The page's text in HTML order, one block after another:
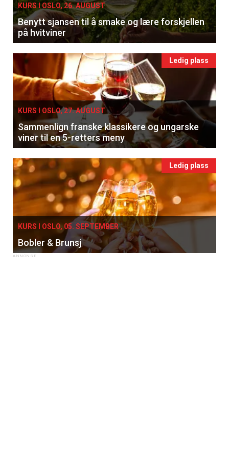
KURS I OSLO, 26. AUGUST
Benytt sjansen til å smake og lære forskjellen
på hvitviner
Ledig plass
KURS I OSLO, 27. AUGUST
Sammenlign franske klassikere og ungarske
viner til en 5-retters meny
Ledig plass
KURS I OSLO, 05. SEPTEMBER
Bobler & Brunsj